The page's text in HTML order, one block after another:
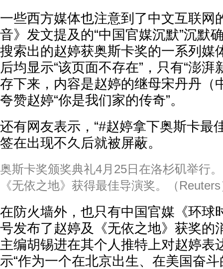
一些西方媒体也注意到了中文互联网
音》发文提及的“中国官媒沉默”沉默
搜索出的赵婷获奥斯卡奖的一系列媒
后均显示“该页面不存在”，只有“澎湃
存下来，内容是赵婷的继母宋丹丹（
夸赞赵婷“你是我们家的传奇”。
还有网友表示，“#赵婷拿下奥斯卡最
签在出现不久后就被屏蔽。
奥斯卡奖颁奖典礼4月25日在洛杉矶举行
《无依之地》获得最佳导演奖。（
在防火墙外，也只有中国官媒《环球
号发布了赵婷及《无依之地》获奖的
主编胡锡进在其个人推特上对赵婷表
示“作为一个在北京出生、在美国奋